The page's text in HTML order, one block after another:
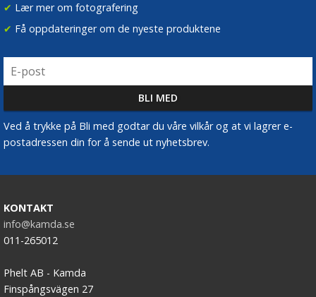
✔ Lær mer om fotografering
✔ Få oppdateringer om de nyeste produktene
Ved å trykke på Bli med godtar du våre vilkår og at vi lagrer e-
postadressen din for å sende ut nyhetsbrev.
KONTAKT
info@kamda.se
011-265012
Phelt AB - Kamda
Finspångsvägen 27